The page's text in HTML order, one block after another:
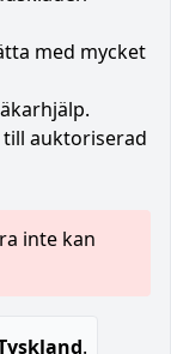
med mycket
till auktoriserad
inte kan
.